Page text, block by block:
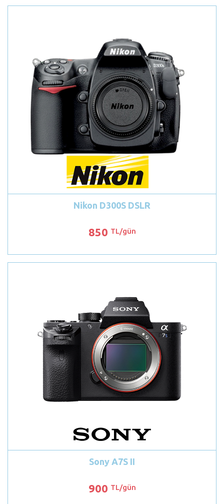
Nikon D300S DSLR
850 TL/gün
Sony A7S II
900 TL/gün